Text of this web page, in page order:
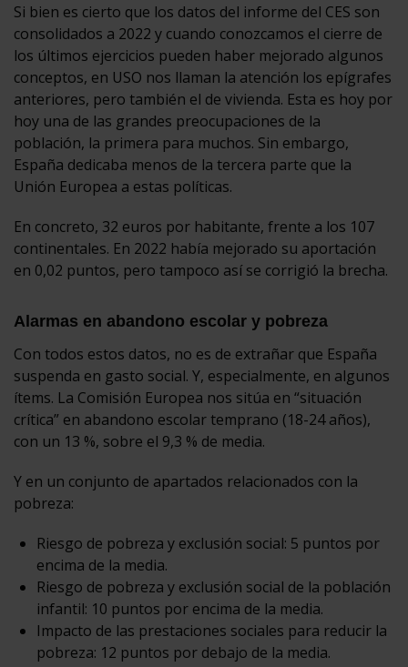
Si bien es cierto que los datos del informe del CES son
consolidados a 2022 y cuando conozcamos el cierre de
los últimos ejercicios pueden haber mejorado algunos
conceptos, en USO nos llaman la atención los epígrafes
anteriores, pero también el de vivienda. Esta es hoy por
hoy una de las grandes preocupaciones de la
población, la primera para muchos. Sin embargo,
España dedicaba menos de la tercera parte que la
Unión Europea a estas políticas.
En concreto, 32 euros por habitante, frente a los 107
continentales. En 2022 había mejorado su aportación
en 0,02 puntos, pero tampoco así se corrigió la brecha.
Alarmas en abandono escolar y pobreza
Con todos estos datos, no es de extrañar que España
suspenda en gasto social. Y, especialmente, en algunos
ítems. La Comisión Europea nos sitúa en “situación
crítica” en abandono escolar temprano (18-24 años),
con un 13 %, sobre el 9,3 % de media.
Y en un conjunto de apartados relacionados con la
pobreza:
Riesgo de pobreza y exclusión social: 5 puntos por
encima de la media.
Riesgo de pobreza y exclusión social de la población
infantil: 10 puntos por encima de la media.
Impacto de las prestaciones sociales para reducir la
pobreza: 12 puntos por debajo de la media.